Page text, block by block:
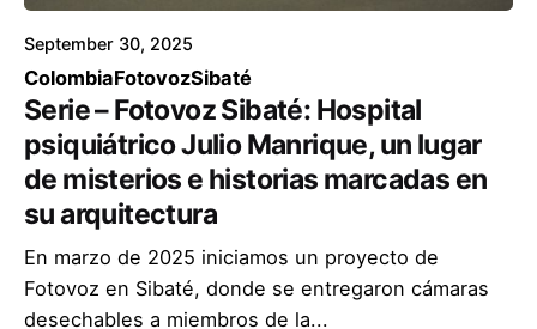
September 30, 2025
ColombiaFotovozSibaté
Serie – Fotovoz Sibaté: Hospital
psiquiátrico Julio Manrique, un lugar
de misterios e historias marcadas en
su arquitectura
En marzo de 2025 iniciamos un proyecto de
Fotovoz en Sibaté, donde se entregaron cámaras
desechables a miembros de la...